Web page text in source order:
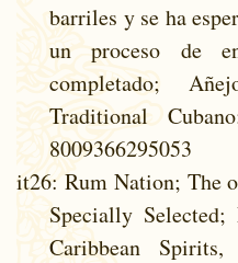
barriles y se ha
un proceso de
completado;
Traditional
8009366295053
it26: Rum Nation; The
Specially
Caribbean